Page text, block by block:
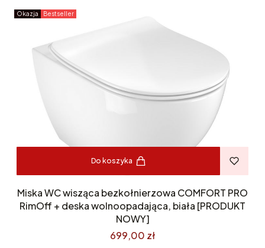
Okazja Bestseller
Do koszyka
Miska WC wisząca bezkołnierzowa COMFORT PRO
RimOff + deska wolnoopadająca, biała [PRODUKT
NOWY]
699,00 zł